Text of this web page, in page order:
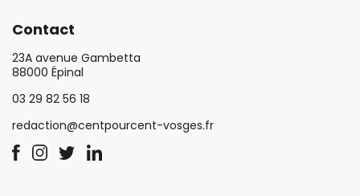
Contact
23A avenue Gambetta
88000 Épinal
03 29 82 56 18
redaction@centpourcent-vosges.fr